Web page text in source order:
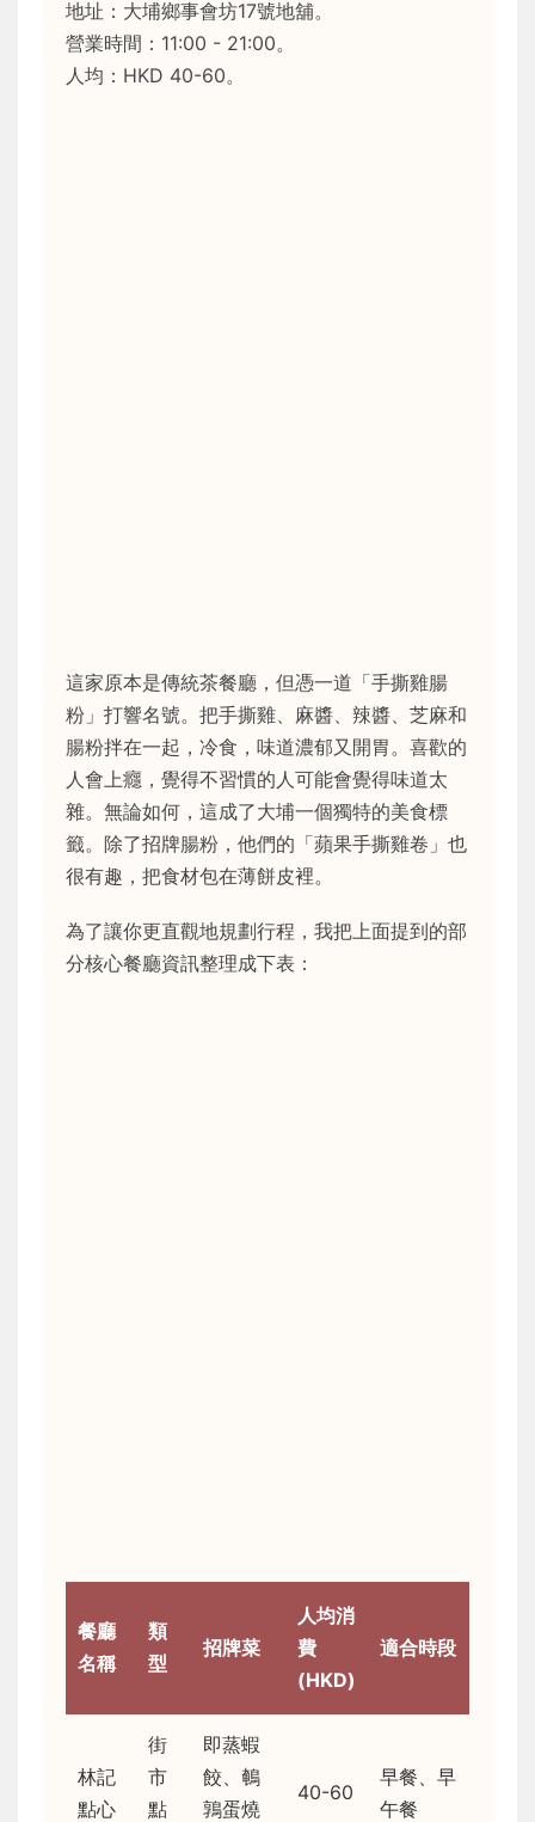
地址：大埔鄉事會坊17號地舖。
營業時間：11:00 - 21:00。
人均：HKD 40-60。
這家原本是傳統茶餐廳，但憑一道「手撕雞腸
粉」打響名號。把手撕雞、麻醬、辣醬、芝麻和
腸粉拌在一起，冷食，味道濃郁又開胃。喜歡的
人會上癮，覺得不習慣的人可能會覺得味道太
雜。無論如何，這成了大埔一個獨特的美食標
籤。除了招牌腸粉，他們的「蘋果手撕雞卷」也
很有趣，把食材包在薄餅皮裡。
為了讓你更直觀地規劃行程，我把上面提到的部
分核心餐廳資訊整理成下表：
餐廳
名稱
類
型
招牌菜
人均消
費
(HKD)
適合時段
林記
點心
街
市
點
即蒸蝦
餃、鵪
鶉蛋燒
40-60
早餐、早
午餐